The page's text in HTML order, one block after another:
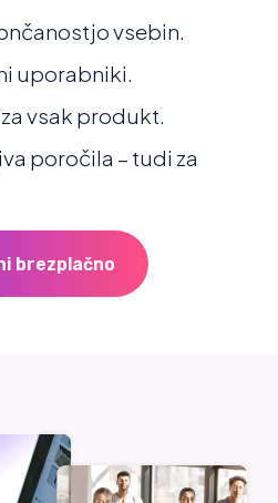
vsebin.
uporabniki.
vsak produkt.
poročila – tudi za
brezplačno